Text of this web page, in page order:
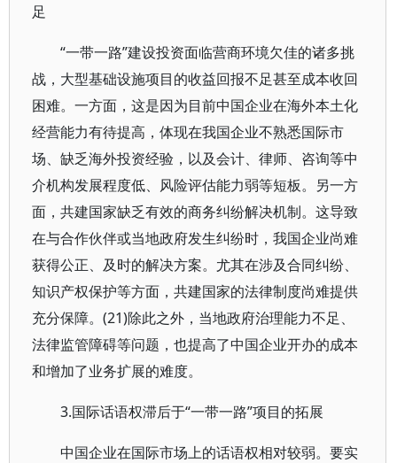
足
“一带一路”建设投资面临营商环境欠佳的诸多挑
战，大型基础设施项目的收益回报不足甚至成本收回
困难。一方面，这是因为目前中国企业在海外本土化
经营能力有待提高，体现在我国企业不熟悉国际市
场、缺乏海外投资经验，以及会计、律师、咨询等中
介机构发展程度低、风险评估能力弱等短板。另一方
面，共建国家缺乏有效的商务纠纷解决机制。这导致
在与合作伙伴或当地政府发生纠纷时，我国企业尚难
获得公正、及时的解决方案。尤其在涉及合同纠纷、
知识产权保护等方面，共建国家的法律制度尚难提供
充分保障。(21)除此之外，当地政府治理能力不足、
法律监管障碍等问题，也提高了中国企业开办的成本
和增加了业务扩展的难度。
3.国际话语权滞后于“一带一路”项目的拓展
中国企业在国际市场上的话语权相对较弱。要实